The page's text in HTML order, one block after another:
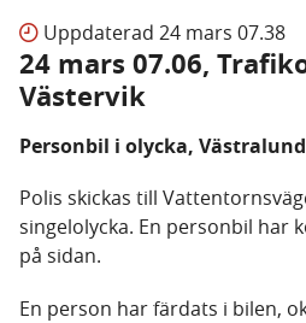
Uppdaterad 24 mars 07.38
24 mars 07.06,
Västervik
Personbil i olycka,
Polis skickas till
singelolycka. En personbil har
på sidan.
En person har färdats i bilen,